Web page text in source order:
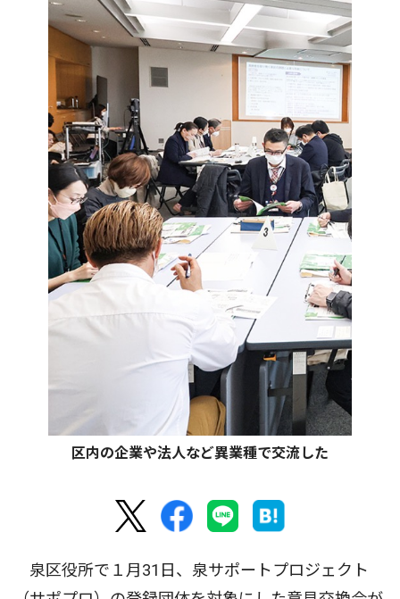
区内の企業や法人など異業種で交流した
泉区役所で１月31日、泉サポートプロジェクト